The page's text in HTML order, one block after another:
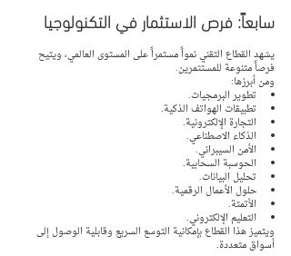
سابعاً: فرص الاستثمار في التكنولوجيا
يشهد القطاع التقني نمواً مستمراً على المستوى العالمي، ويتيح
فرصاً متنوعة للمستثمرين.
ومن أبرزها:
تطوير البرمجيات.
تطبيقات الهواتف الذكية.
التجارة الإلكترونية.
الذكاء الاصطناعي.
الأمن السيبراني.
الحوسبة السحابية.
تحليل البيانات.
حلول الأعمال الرقمية.
الأتمتة.
التعليم الإلكتروني.
ويتميز هذا القطاع بإمكانية التوسع السريع وقابلية الوصول إلى
أسواق متعددة.